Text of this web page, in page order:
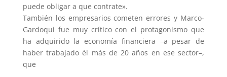
puede obligar a que contrate».
También los empresarios cometen errores y Marco-
Gardoqui fue muy crítico con el protagonismo que
ha adquirido la economía financiera –a pesar de
haber trabajado él más de 20 años en ese sector–,
que